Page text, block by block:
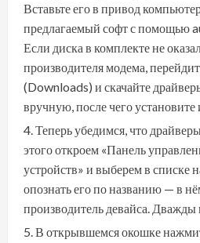
Вставьте его в привод
предлагаемый софт с помощью
Если диска в комплекте не
производителя модема,
(Downloads) и скачайте
вручную, после чего установите
Теперь убедимся, что
этого откроем «Панель
устройств» и выберем в
опознать его по названию — в
производитель девайса. Дважды
В открывшемся окошке